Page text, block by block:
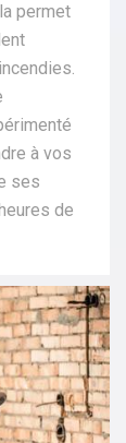
permet
à vos
ses
de